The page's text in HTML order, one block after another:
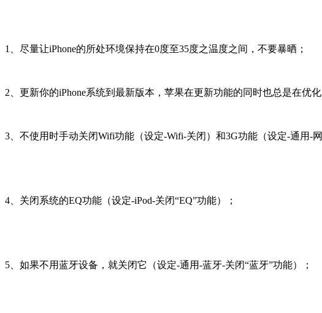
1、尽量让iPhone的所处环境保持在0度至35度之温度之间，不要暴晒；
2、更新你的iPhone系统到最新版本，苹果在更新功能的同时也总是在优
3、不使用时手动关闭Wifi功能（设定-Wifi-关闭）和3G功能（设定-通用-
4、关闭系统的EQ功能（设定-iPod-关闭“EQ”功能）；
5、如果不用蓝牙设备，就关闭它（设定-通用-蓝牙-关闭“蓝牙”功能）；